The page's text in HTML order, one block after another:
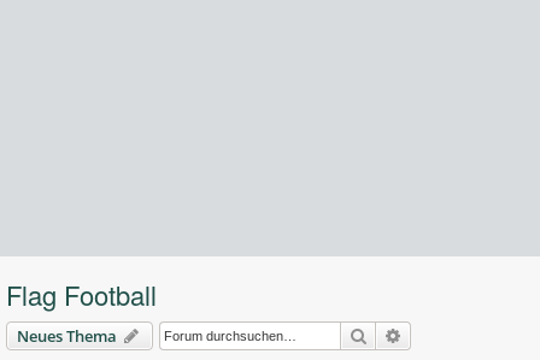
Flag Football
Neues Thema Suche